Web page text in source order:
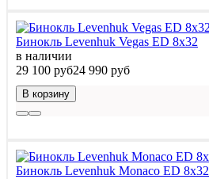
Бинокль Levenhuk Vegas ED 8x32
в наличии
29 100 руб24 990 руб
В корзину
Бинокль Levenhuk Monaco ED 8x32